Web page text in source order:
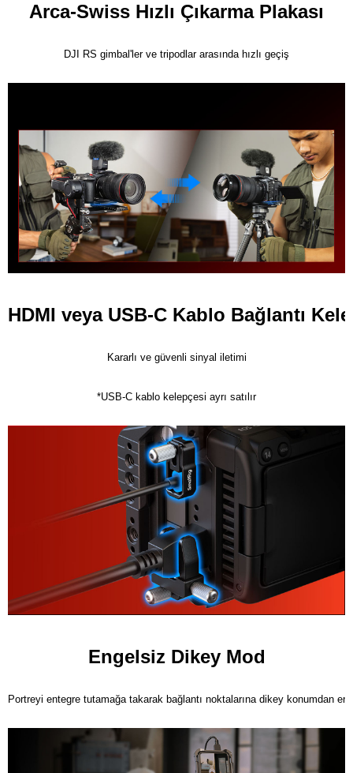
Arca-Swiss Hızlı Çıkarma Plakası
DJI RS gimbal'ler ve tripodlar arasında hızlı geçiş
HDMI veya USB-C Kablo Bağlantı
Kararlı ve güvenli sinyal iletimi
*USB-C kablo kelepçesi ayrı satılır
Engelsiz Dikey Mod
Portreyi entegre tutamağa takarak bağlantı noktalarına dikey konumdan